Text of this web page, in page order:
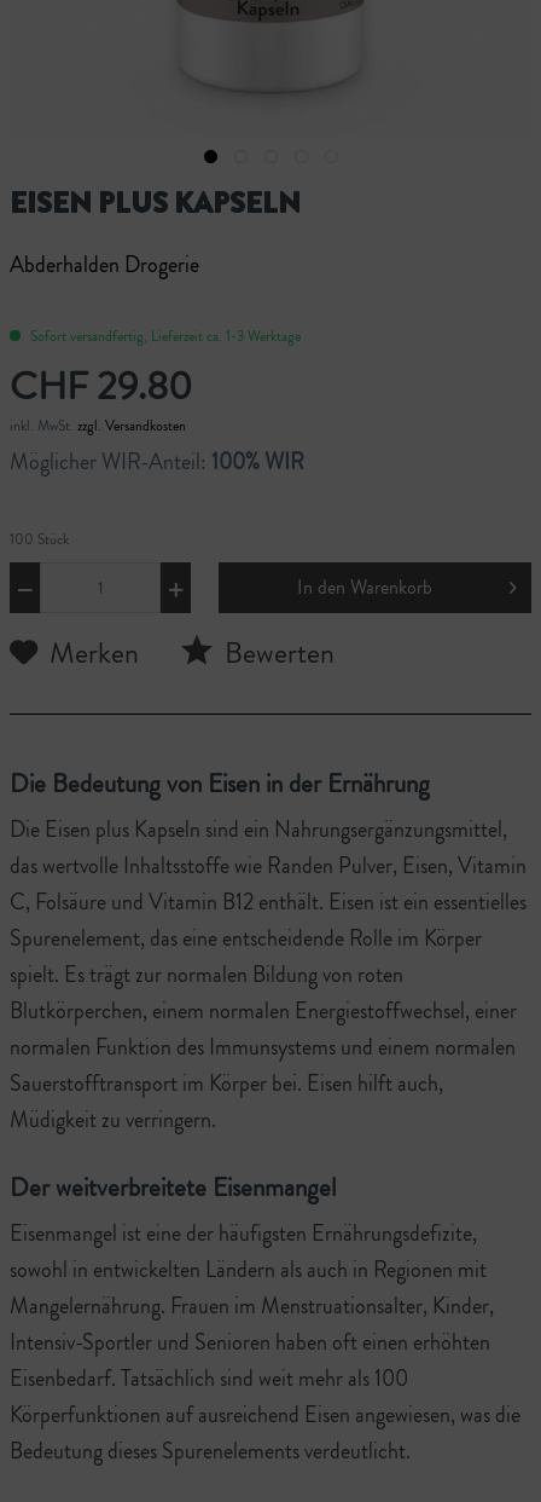
EISEN PLUS KAPSELN
Abderhalden Drogerie
Sofort versandfertig, Lieferzeit ca. 1-3 Werktage
CHF 29.80
inkl. MwSt. zzgl. Versandkosten
Möglicher WIR-Anteil: 100% WIR
100 Stück
In den Warenkorb
Merken Bewerten
Die Bedeutung von Eisen in der Ernährung
Die Eisen plus Kapseln sind ein Nahrungsergänzungsmittel,
das wertvolle Inhaltsstoffe wie Randen Pulver, Eisen, Vitamin
C, Folsäure und Vitamin B12 enthält. Eisen ist ein essentielles
Spurenelement, das eine entscheidende Rolle im Körper
spielt. Es trägt zur normalen Bildung von roten
Blutkörperchen, einem normalen Energiestoffwechsel, einer
normalen Funktion des Immunsystems und einem normalen
Sauerstofftransport im Körper bei. Eisen hilft auch,
Müdigkeit zu verringern.
Der weitverbreitete Eisenmangel
Eisenmangel ist eine der häufigsten Ernährungsdefizite,
sowohl in entwickelten Ländern als auch in Regionen mit
Mangelernährung. Frauen im Menstruationsalter, Kinder,
Intensiv-Sportler und Senioren haben oft einen erhöhten
Eisenbedarf. Tatsächlich sind weit mehr als 100
Körperfunktionen auf ausreichend Eisen angewiesen, was die
Bedeutung dieses Spurenelements verdeutlicht.